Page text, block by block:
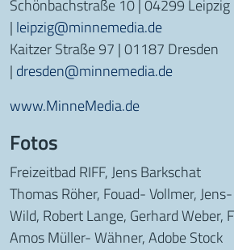
Schönbachstraße 10 | 04299 Leipzig
| leipzig@minnemedia.de
Kaitzer Straße 97 | 01187 Dresden
| dresden@minnemedia.de
www.MinneMedia.de
Fotos
Freizeitbad RIFF, Jens Barkschat
Thomas Röher, Fouad- Vollmer,
Wild, Robert Lange, Gerhard Weber,
Amos Müller- Wähner, Adobe Stock